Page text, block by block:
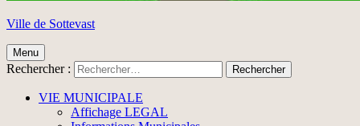
Ville de Sottevast
Menu
Rechercher :
VIE MUNICIPALE
Affichage LEGAL